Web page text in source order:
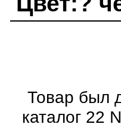
Товар был
каталог 22